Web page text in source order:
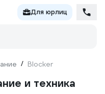
Для юрлиц
/ Blocker
и техника